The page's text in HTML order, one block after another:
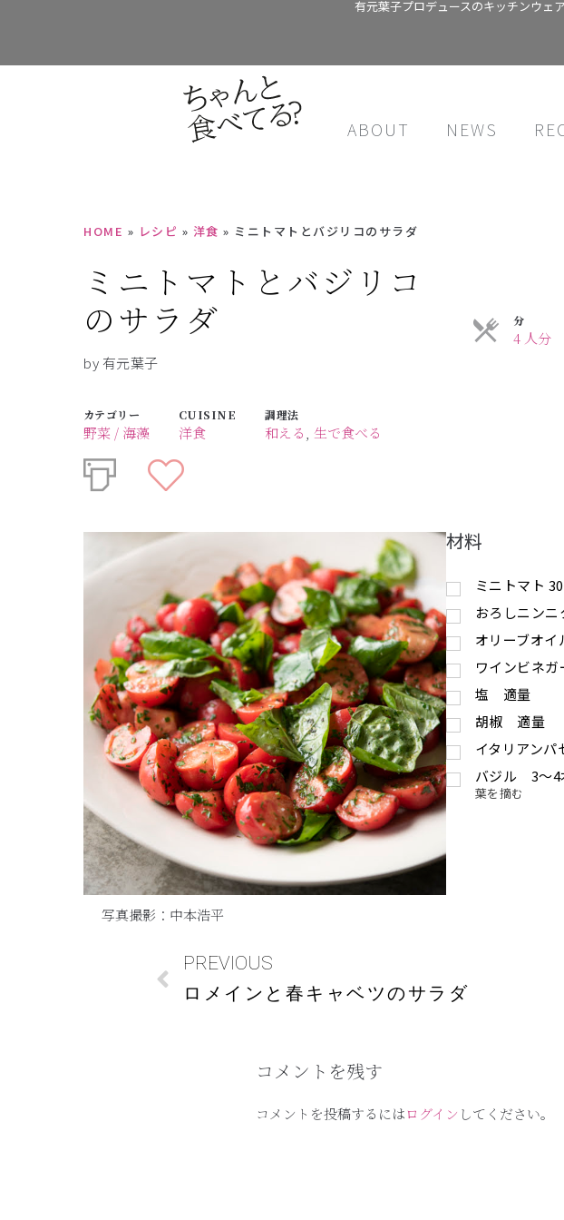
有元葉子プロデュースのキッチンウェ
ABOUT NEWS
HOME » レシピ » 洋食 » ミニトマトとバジリコのサラダ
ミニトマトとバジリコ
のサラダ
by 有元葉子
カテゴリー
野菜 / 海藻
CUISINE
洋食
調理法
和える ,生で食べる
分
4 人分
材料
ミニトマト
おろしニン
オリーブオイ
ワインビネガ
塩 適量
胡椒 適量
イタリアン
バジル 3〜4
葉を摘む
写真撮影：中本浩平
PREVIOUS
ロメインと春キャベツのサラダ
コメントを残す
コメントを投稿するにはログイン してください。